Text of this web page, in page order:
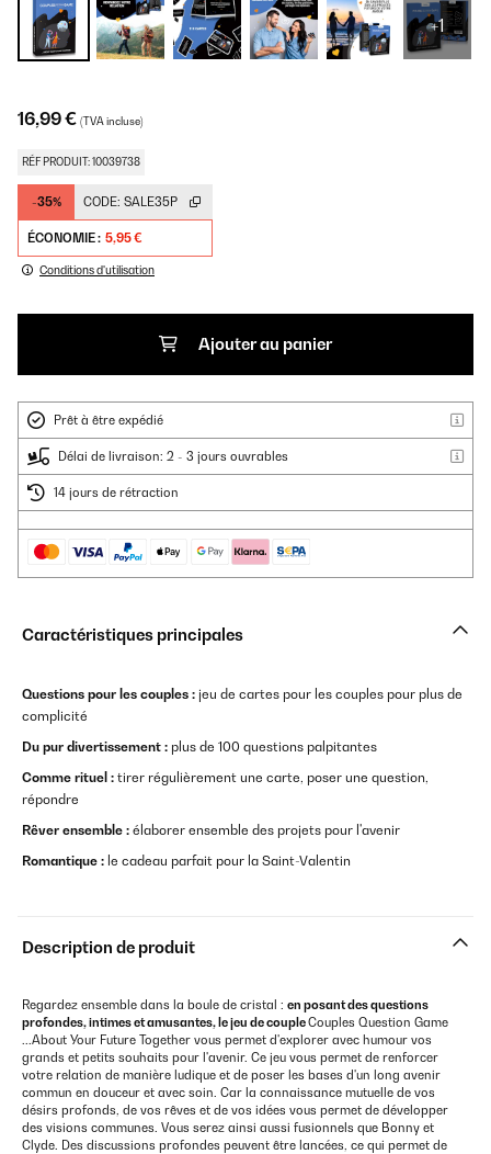
+1
16,99 € (TVA incluse)
RÉF PRODUIT: 10039738
-35% CODE: SALE35P
ÉCONOMIE : 5,95 €
Conditions d'utilisation
Ajouter au panier
Prêt à être expédié
Délai de livraison: 2 - 3 jours ouvrables
14 jours de rétraction
Caractéristiques principales
Questions pour les couples : jeu de cartes pour les couples pour plus de
complicité
Du pur divertissement : plus de 100 questions palpitantes
Comme rituel : tirer régulièrement une carte, poser une question,
répondre
Rêver ensemble : élaborer ensemble des projets pour l'avenir
Romantique : le cadeau parfait pour la Saint-Valentin
Description de produit
Regardez ensemble dans la boule de cristal : en posant des questions
profondes, intimes et amusantes, le jeu de coupleCouples Question Game
...About Your Future Together vous permet d'explorer avec humour vos
grands et petits souhaits pour l'avenir. Ce jeu vous permet de renforcer
votre relation de manière ludique et de poser les bases d'un long avenir
commun en douceur et avec soin. Car la connaissance mutuelle de vos
désirs profonds, de vos rêves et de vos idées vous permet de développer
des visions communes. Vous serez ainsi aussi fusionnels que Bonny et
Clyde. Des discussions profondes peuvent être lancées, ce qui permet de